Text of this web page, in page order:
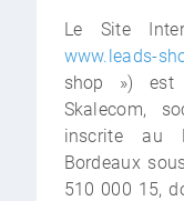
Le Site
www.leads-
shop ») est
Skalecom,
inscrite au
Bordeaux
510 000 15,